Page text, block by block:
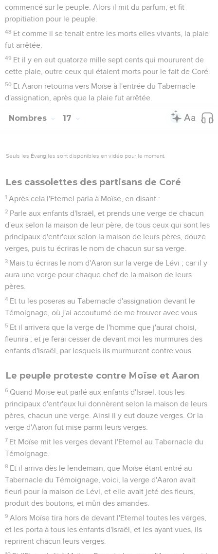
commencé sur le peuple. Alors il mit du parfum, et fit
propitiation pour le peuple.
48 Et comme il se tenait entre les morts elles vivants, la plaie
fut arrêtée.
49 Et il y en eut quatorze mille sept cents qui moururent de
cette plaie, outre ceux qui étaient morts pour le fait de Coré.
50 Et Aaron retourna vers Moïse à l'entrée du Tabernacle
d'assignation, après que la plaie fut arrêtée.
Nombres 17
Seuls les Évangiles sont disponibles en vidéo pour le moment.
Les cassolettes des partisans de Coré
1 Après cela l'Eternel parla à Moïse, en disant :
2 Parle aux enfants d'Israël, et prends une verge de chacun
d'eux selon la maison de leur père, de tous ceux qui sont les
principaux d'entr'eux selon la maison de leurs pères, douze
verges, puis tu écriras le nom de chacun sur sa verge.
3 Mais tu écriras le nom d'Aaron sur la verge de Lévi ; car il y
aura une verge pour chaque chef de la maison de leurs
pères.
4 Et tu les poseras au Tabernacle d'assignation devant le
Témoignage, où j'ai accoutumé de me trouver avec vous.
5 Et il arrivera que la verge de l'homme que j'aurai choisi,
fleurira ; et je ferai cesser de devant moi les murmures des
enfants d'Israël, par lesquels ils murmurent contre vous.
Le peuple proteste contre Moïse et Aaron
6 Quand Moïse eut parlé aux enfants d'Israël, tous les
principaux d'entr'eux lui donnèrent selon la maison de leurs
pères, chacun une verge. Ainsi il y eut douze verges. Or la
verge d'Aaron fut mise parmi leurs verges.
7 Et Moïse mit les verges devant l'Eternel au Tabernacle du
Témoignage.
8 Et il arriva dès le lendemain, que Moïse étant entré au
Tabernacle du Témoignage, voici, la verge d'Aaron avait
fleuri pour la maison de Lévi, et elle avait jeté des fleurs,
produit des boutons, et mûri des amandes.
9 Alors Moïse tira hors de devant l'Eternel toutes les verges,
et les porta à tous les enfants d'Israël, et les ayant vues, ils
reprirent chacun leurs verges.